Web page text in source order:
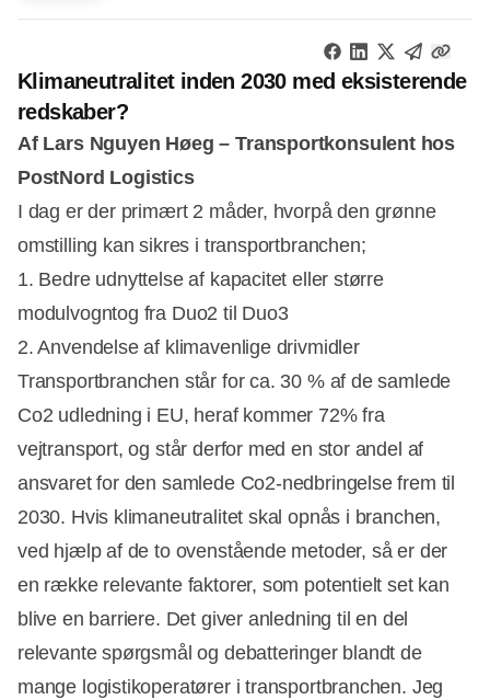
Klimaneutralitet inden 2030 med eksisterende
redskaber?
Af Lars Nguyen Høeg – Transportkonsulent hos
PostNord Logistics
I dag er der primært 2 måder, hvorpå den grønne
omstilling kan sikres i transportbranchen;
1. Bedre udnyttelse af kapacitet eller større
modulvogntog fra Duo2 til Duo3
2. Anvendelse af klimavenlige drivmidler
Transportbranchen står for ca. 30 % af de samlede
Co2 udledning i EU, heraf kommer 72% fra
vejtransport, og står derfor med en stor andel af
ansvaret for den samlede Co2-nedbringelse frem til
2030. Hvis klimaneutralitet skal opnås i branchen,
ved hjælp af de to ovenstående metoder, så er der
en række relevante faktorer, som potentielt set kan
blive en barriere. Det giver anledning til en del
relevante spørgsmål og debatteringer blandt de
mange logistikoperatører i transportbranchen. Jeg